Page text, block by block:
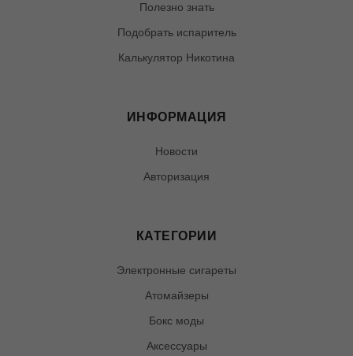
Полезно знать
Подобрать испаритель
Калькулятор Никотина
ИНФОРМАЦИЯ
Новости
Авторизация
КАТЕГОРИИ
Электронные сигареты
Атомайзеры
Бокс моды
Аксессуары